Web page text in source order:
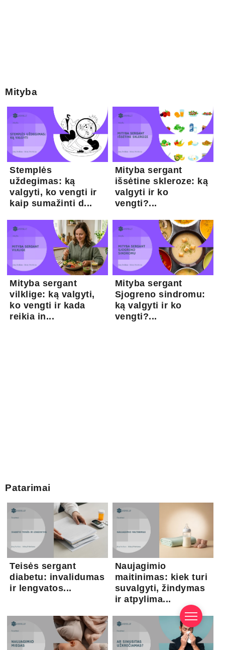
Mityba
Stemplės
uždegimas: ką
valgyti, ko vengti ir
kaip sumažinti d...
Mityba sergant
išsėtine skleroze: ką
valgyti ir ko
vengti?...
Mityba sergant
vilklige: ką valgyti,
ko vengti ir kada
reikia in...
Mityba sergant
Sjogreno sindromu:
ką valgyti ir ko
vengti?...
Patarimai
Teisės sergant
diabetu: invalidumas
ir lengvatos...
Naujagimio
maitinimas: kiek turi
suvalgyti, žindymas
ir atpylima...